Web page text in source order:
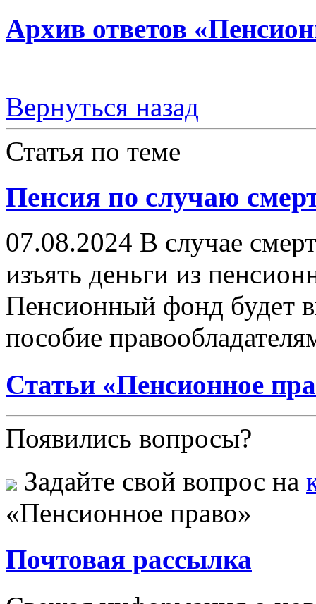
Архив ответов
Вернуться назад
Статья по теме
Пенсия по случаю
07.08.2024 В случае
изъять деньги из
Пенсионный фонд будет
пособие
Статьи «Пенсионное
Появились вопросы?
Задайте свой вопрос на
«Пенсионное право»
Почтовая рассылка